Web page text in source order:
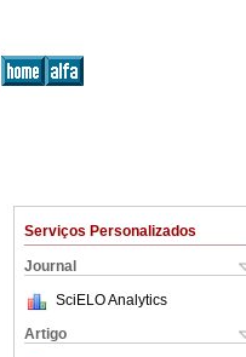
Serviços Personalizados
Journal
SciELO Analytics
Artigo